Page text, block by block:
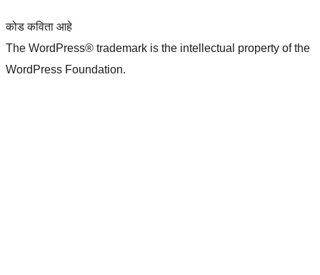
कोड कविता आहे
The WordPress® trademark is the intellectual property of the
WordPress Foundation.